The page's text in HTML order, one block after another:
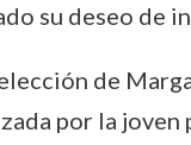
su deseo de
de
por la